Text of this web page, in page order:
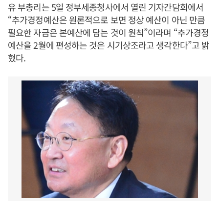
유 부총리는 5일 정부세종청사에서 열린 기자간담회에서
“추가경정예산은 원론적으로 보면 정상 예산이 아닌 만큼
필요한 자금은 본예산에 담는 것이 원칙”이라며 “추가경정
예산을 2월에 편성하는 것은 시기상조라고 생각한다”고 밝
혔다.